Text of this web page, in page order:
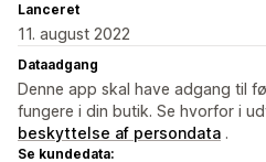
Lanceret
11. august 2022
Dataadgang
Denne app skal have adgang til
fungere i din butik. Se hvorfor i
beskyttelse af persondata .
Se kundedata: